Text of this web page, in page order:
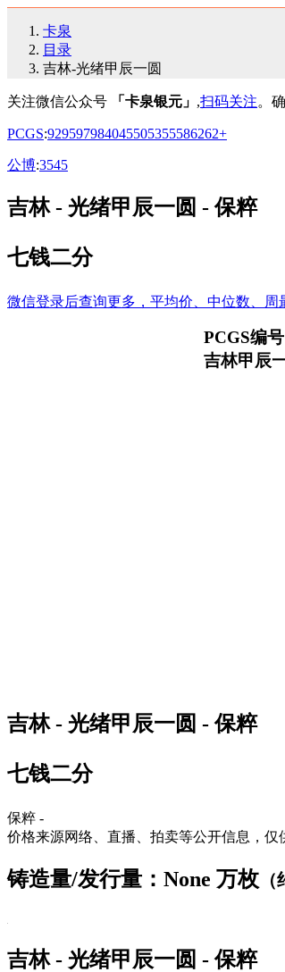
卡泉
目录
吉林-光绪甲辰一圆
关注微信公众号 「卡泉银元」 ,扫码关注。
PCGS:929597984045505355586262+
公博:3545
吉林 - 光绪甲辰一圆 - 保粹
七钱二分
微信登录后查询更多，平均价、中位数、周
PCGS编
吉林甲辰
吉林 - 光绪甲辰一圆 - 保粹
七钱二分
保粹 -
价格来源网络、直播、拍卖等公开信息，仅
铸造量/发行量：None 万枚 （
吉林 - 光绪甲辰一圆 - 保粹